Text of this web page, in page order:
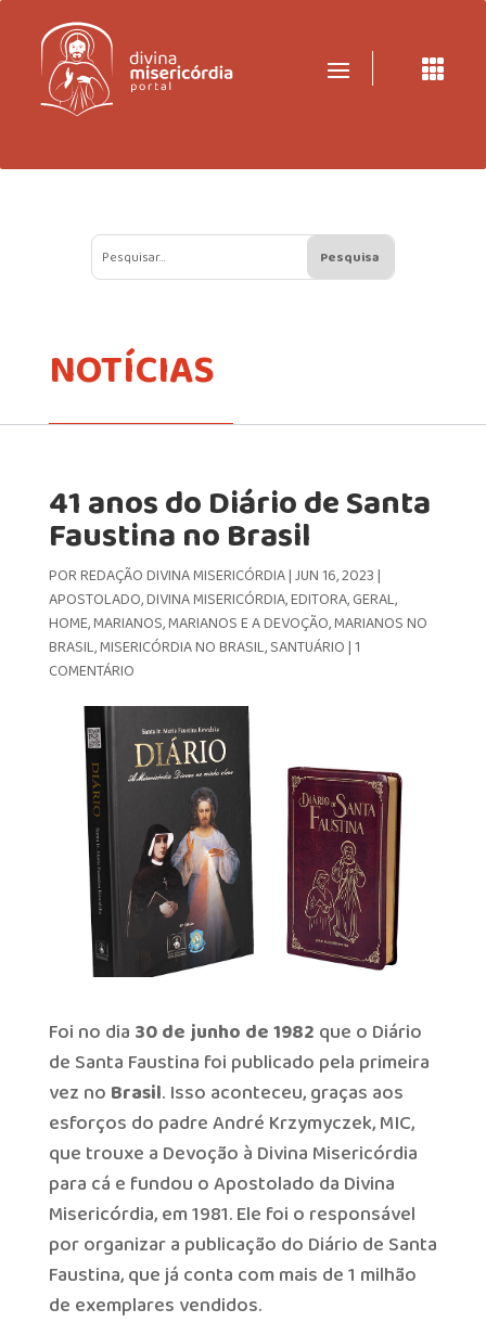

NOTÍCIAS
41 anos do Diário de Santa
Faustina no Brasil
PORREDAÇÃO DIVINA MISERICÓRDIA|JUN 16, 2023|
APOSTOLADO,DIVINA MISERICÓRDIA,EDITORA,GERAL,
HOME,MARIANOS,MARIANOS E A DEVOÇÃO,MARIANOS NO
BRASIL,MISERICÓRDIA NO BRASIL,SANTUÁRIO|1
COMENTÁRIO
Foi no dia 30 de junho de 1982 que o Diário
de Santa Faustina foi publicado pela primeira
vez no Brasil. Isso aconteceu, graças aos
esforços do padre André Krzymyczek, MIC,
que trouxe a Devoção à Divina Misericórdia
para cá e fundou o Apostolado da Divina
Misericórdia, em 1981. Ele foi o responsável
por organizar a publicação do Diário de Santa
Faustina, que já conta com mais de 1 milhão
de exemplares vendidos.